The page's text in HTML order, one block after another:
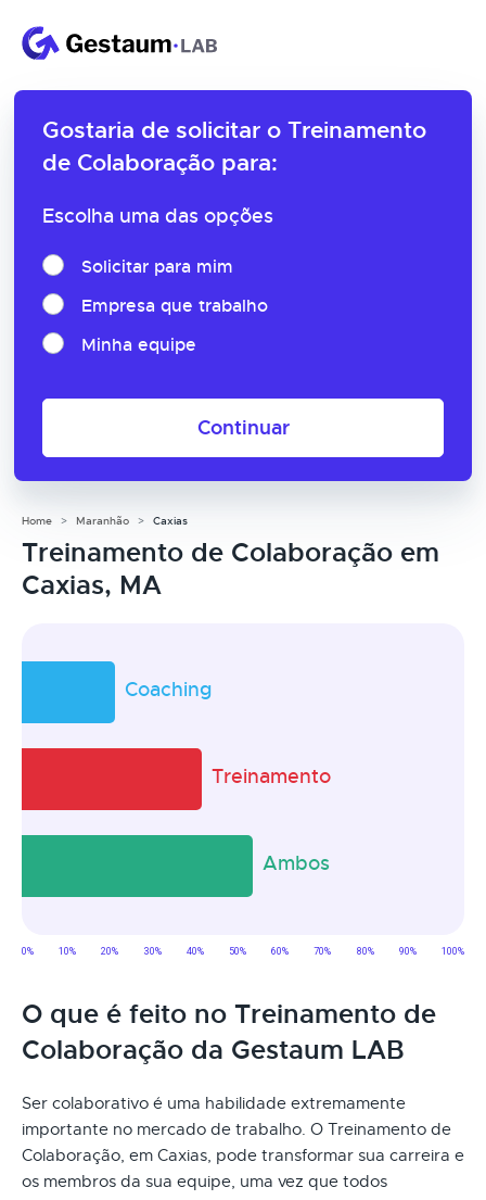
Gostaria de solicitar o Treinamento
de Colaboração para:
Escolha uma das opções
Solicitar para mim
Empresa que trabalho
Minha equipe
Continuar
Home Maranhão Caxias
Treinamento de Colaboração em
Caxias, MA
O que é feito no Treinamento de
Colaboração da Gestaum LAB
Ser colaborativo é uma habilidade extremamente
importante no mercado de trabalho. O Treinamento de
Colaboração, em Caxias, pode transformar sua carreira e
os membros da sua equipe, uma vez que todos